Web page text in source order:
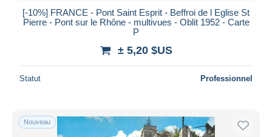
[-10%] FRANCE - Pont Saint Esprit - Beffroi de l Eglise St
Pierre - Pont sur le Rhône - multivues - Oblit 1952 - Carte
P
± 5,20 $US
Statut Professionnel
Nouveau